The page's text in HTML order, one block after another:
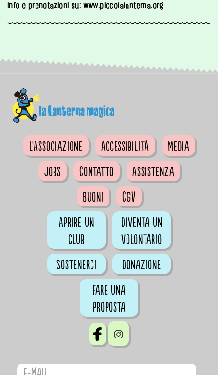
Info e prenotazioni su: www.piccolalanterna.org
L'Associazione Accessibilità
Media
Jobs
Contatto
Assistenza
Buoni
CGV
Aprire un
club
Diventa un
volontario
Sostenerci
Donazione
Fare una
proposta